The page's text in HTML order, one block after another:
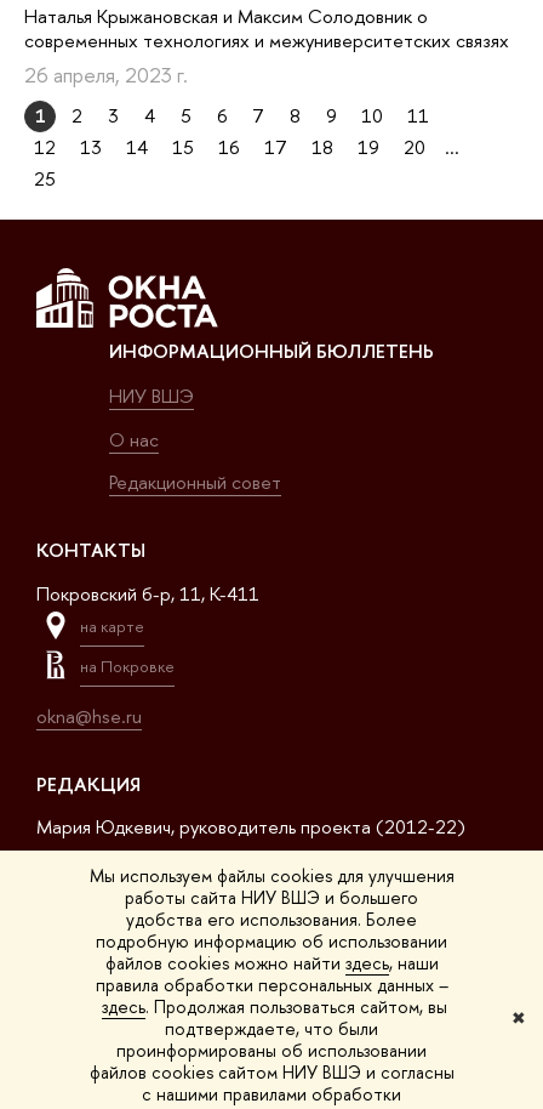
Мы используем файлы cookies для улучшения
работы сайта НИУ ВШЭ и большего
удобства его использования. Более
подробную информацию об использовании
файлов cookies можно найти здесь, наши
правила обработки персональных данных –
здесь. Продолжая пользоваться сайтом, вы
подтверждаете, что были
проинформированы об использовании
файлов cookies сайтом НИУ ВШЭ и согласны
с нашими правилами обработки
✖
Наталья Крыжановская и Максим Солодовник о
современных технологиях и межуниверситетских связях
26 апреля, 2023 г.
1 2 3 4 5 6 7 8 9 10
11
12
13 14 15 16 17 18 19 20
...
25
ИНФОРМАЦИОННЫЙ БЮЛЛЕТЕНЬ
НИУ ВШЭ
О нас
Редакционный совет
КОНТАКТЫ
Покровский б-р, 11, K-411
на карте
на Покровке
okna@hse.ru
РЕДАКЦИЯ
Мария Юдкевич, руководитель проекта (2012-22)
Дмитрий Дагаев, руководитель проекта (2022-23)
Сергей Матвеев, шеф-редактор (2017-23)
Арсений Кустов, редактор сайта
Владимир Селивёрстов, обозреватель
Анна Шестакова, обозреватель